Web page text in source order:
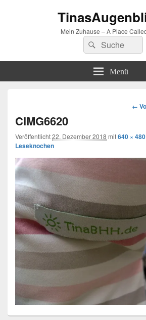
Mein Zuhause – A Place
Suchen
nach:
Suchen
Menü
←
CIMG6620
Veröffentlicht22. Dezember 2018 mit640 × 480
Leseknochen